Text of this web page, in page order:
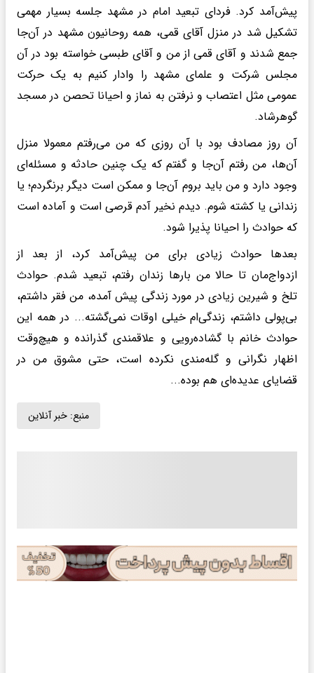
پیش‌آمد کرد. فردای تبعید امام در مشهد جلسه بسیار مهمی
تشکیل شد در منزل آقای قمی، همه روحانیون مشهد در آن‌جا
جمع شدند و آقای قمی از من و آقای طبسی خواسته بود در آن
مجلس شرکت و علمای مشهد را وادار کنیم به یک حرکت
عمومی مثل اعتصاب و نرفتن به نماز و احیانا تحصن در مسجد
گوهرشاد.
آن روز مصادف بود با آن روزی که من می‌رفتم معمولا منزل
آن‌ها، من رفتم آن‌جا و گفتم که یک چنین حادثه و مسئله‌ای
وجود دارد و من باید بروم آن‌جا و ممکن است دیگر برنگردم؛ یا
زندانی یا کشته شوم. دیدم نخیر آدم قرصی است و آماده است
که حوادث را احیانا پذیرا شود.
بعدها حوادث زیادی برای من پیش‌آمد کرد، از بعد از
ازدواج‌مان تا حالا من بارها زندان رفتم، تبعید شدم. حوادث
تلخ و شیرین زیادی در مورد زندگی پیش آمده، من فقر داشتم،
بی‌پولی داشتم، زندگی‌ام خیلی اوقات نمی‌گشته... در همه این
حوادث خانم با گشاده‌رویی و علاقمندی گذرانده و هیچ‌وقت
اظهار نگرانی و گله‌مندی نکرده است، حتی مشوق من در
قضایای عدیده‌ای هم بوده...
منبع: خبر آنلاین